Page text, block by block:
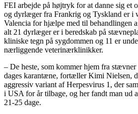
FEI arbejde på højtryk for at danne sig et
og dyrlæger fra Frankrig og Tyskland er i
Valencia for hjælpe med til behandlingen
alt 21 dyrlæger er i beredskab på
kliniske tegn på sygdommen og 11 er
nærliggende veterinærklinikker.
– De heste, som kommer hjem fra
dages karantæne, fortæller Kimi Nielsen,
aggressiv variant af Herpesvirus 1, der
i USA for år tilbage, og her fandt man ud
21-25 dage.